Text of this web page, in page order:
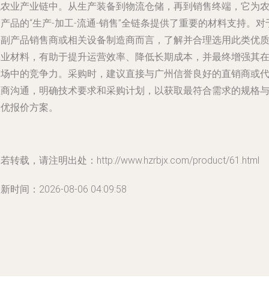
业产业链中。从生产装备到物流仓储，再到销售终端，它为农
品的“生产-加工-流通-销售”全链条提供了重要的材料支持。对
产品销售商或相关设备制造商而言，了解并合理选用此类优质
材料，有助于提升运营效率、降低长期成本，并最终增强其在
中的竞争力。采购时，建议直接与广州信誉良好的直销商或代
沟通，明确技术要求和采购计划，以获取最符合需求的规格与
报价方案。
转载，请注明出处：http://www.hzrbjx.com/product/61.html
时间：2026-08-06 04:09:58